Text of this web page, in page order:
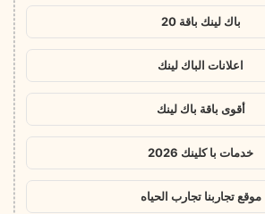
باك لينك باقة 20
اعلانات الباك لينك
أقوى باقة باك لينك
خدمات با كلينك 2026
موقع تجاربنا تجارب الحياه